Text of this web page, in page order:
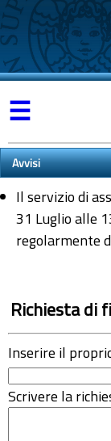
☰
Avvisi
Il servizio di
31 Luglio alle
regolarmente
Richiesta di
Inserire il
Scrivere la